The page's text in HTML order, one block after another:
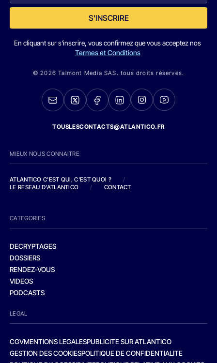
S'INSCRIRE
En cliquant sur s'inscrire, vous confirmez que vous acceptez nos
Termes et Conditions
© 2026 Talmont Media SAS. tous droits réservés.
TOUSLESCONTACTS@ATLANTICO.FR
MIEUX NOUS CONNAITRE
ATLANTICO C'EST QUI, C'EST QUOI ?
/
LE RESEAU D'ATLANTICO
/ CONTACT
CATEGORIES
DECRYPTAGES
DOSSIERS
RENDEZ-VOUS
VIDEOS
PODCASTS
LEGAL
CGVMENTIONS LEGALESPUBLICITE SUR ATLANTICO
GESTION DES COOKIESPOLITIQUE DE CONFIDENTIALITE